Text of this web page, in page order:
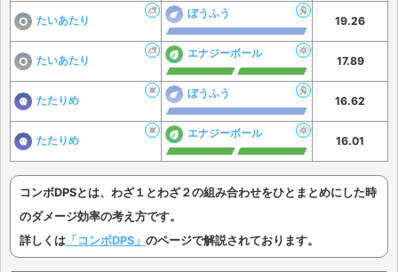
たいあたり
ぼうふう
19.26
たいあたり
エナジーボール
17.89
たたりめ
ぼうふう
16.62
たたりめ
エナジーボール
16.01
コンボDPSとは、わざ１とわざ２の組み合わせをひとまとめにした時
のダメージ効率の考え方です。
詳しくは 「コンボDPS」 のページで解説されております。